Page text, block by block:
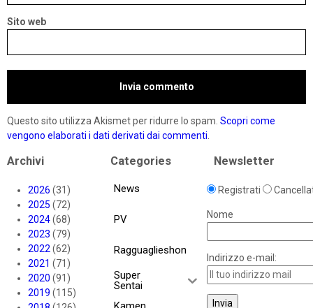
Sito web
Questo sito utilizza Akismet per ridurre lo spam. Scopri come
vengono elaborati i dati derivati dai commenti.
Archivi
2026 (31)
2025 (72)
2024(68)
2023 (79)
2022(62)
2021 (71)
2020 (91)
2019 (115)
Categories
News
PV
Ragguaglieshon
Super
Sentai
Newsletter
Registrati
Nome
Indirizzo e-mail: